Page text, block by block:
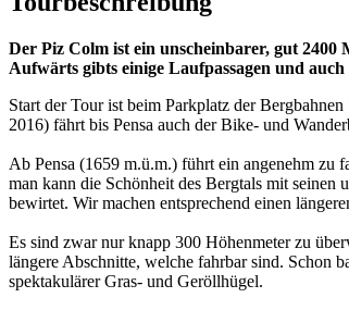
Der Piz Colm ist ein unscheinbarer, gut
Aufwärts gibts einige Laufpassagen und
Start der Tour ist beim Parkplatz der
2016) fährt bis Pensa auch der Bike- und
Ab Pensa (1659 m.ü.m.) führt ein angenehm
man kann die Schönheit des Bergtals mit
bewirtet. Wir machen entsprechend einen
Es sind zwar nur knapp 300 Höhenmeter zu
längere Abschnitte, welche fahrbar sind. Schon
spektakulärer Gras- und Geröllhügel.